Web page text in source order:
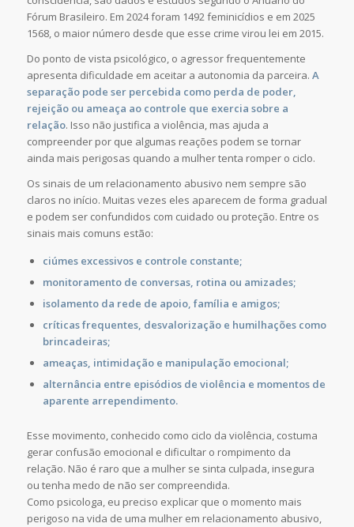
Fórum Brasileiro. Em 2024 foram 1492 feminicídios e em 2025
1568, o maior número desde que esse crime virou lei em 2015.
Do ponto de vista psicológico, o agressor frequentemente
apresenta dificuldade em aceitar a autonomia da parceira. A
separação pode ser percebida como perda de poder,
rejeição ou ameaça ao controle que exercia sobre a
relação. Isso não justifica a violência, mas ajuda a
compreender por que algumas reações podem se tornar
ainda mais perigosas quando a mulher tenta romper o ciclo.
Os sinais de um relacionamento abusivo nem sempre são
claros no início. Muitas vezes eles aparecem de forma gradual
e podem ser confundidos com cuidado ou proteção. Entre os
sinais mais comuns estão:
ciúmes excessivos e controle constante;
monitoramento de conversas, rotina ou amizades;
isolamento da rede de apoio, família e amigos;
críticas frequentes, desvalorização e humilhações como
brincadeiras;
ameaças, intimidação e manipulação emocional;
alternância entre episódios de violência e momentos de
aparente arrependimento.
Esse movimento, conhecido como ciclo da violência, costuma
gerar confusão emocional e dificultar o rompimento da
relação. Não é raro que a mulher se sinta culpada, insegura
ou tenha medo de não ser compreendida.
Como psicologa, eu preciso explicar que o momento mais
perigoso na vida de uma mulher em relacionamento abusivo,